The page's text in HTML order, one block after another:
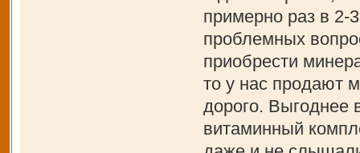
примерно раз в 2-
проблемных
приобрести
то у нас продают
дорого. Выгоднее
витаминный